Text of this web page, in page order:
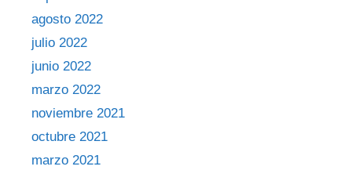
agosto 2022
julio 2022
junio 2022
marzo 2022
noviembre 2021
octubre 2021
marzo 2021